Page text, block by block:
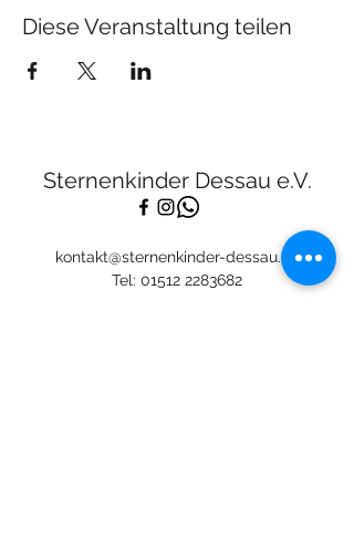
Diese Veranstaltung teilen
Sternenkinder Dessau e.V.
Tel: 01512 2283682
kontakt@sternenkinder-dessau.de